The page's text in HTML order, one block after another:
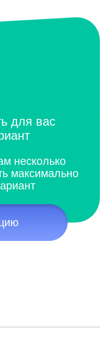
для вас
несколько
максимально